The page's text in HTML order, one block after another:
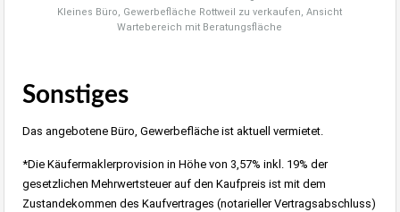
Kleines Büro, Gewerbefläche Rottweil zu verkaufen, Ansicht
Wartebereich mit Beratungsfläche
Sonstiges
Das angebotene Büro, Gewerbefläche ist aktuell vermietet.
*Die Käufermaklerprovision in Höhe von 3,57% inkl. 19% der
gesetzlichen Mehrwertsteuer auf den Kaufpreis ist mit dem
Zustandekommen des Kaufvertrages (notarieller Vertragsabschluss)